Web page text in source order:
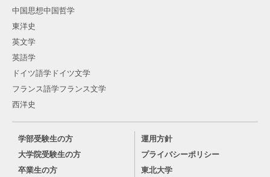
中国思想中国哲学
東洋史
英文学
英語学
ドイツ語学ドイツ文学
フランス語学フランス文学
西洋史
学部受験生の方
大学院受験生の方
卒業生の方
運用方針
プライバシーポリシー
東北大学